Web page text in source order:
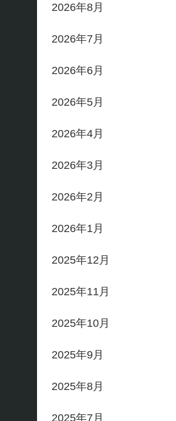
2026年8月
2026年7月
2026年6月
2026年5月
2026年4月
2026年3月
2026年2月
2026年1月
2025年12月
2025年11月
2025年10月
2025年9月
2025年8月
2025年7月